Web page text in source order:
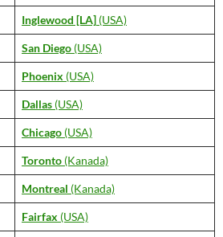
Inglewood [LA] (USA)
San Diego (USA)
Phoenix (USA)
Dallas (USA)
Chicago (USA)
Toronto (Kanada)
Montreal (Kanada)
Fairfax (USA)